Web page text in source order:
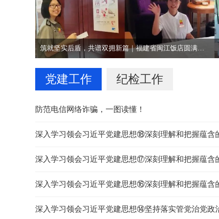
筑就坚实后盾，共谱双拥新篇｜福建省闽江饭店圆满完成2026年上半年全省征兵业务培训接待任务
党建工作 纪检工作
防范电信网络诈骗，一图读懂！
深入学习领会习近平党建思想⑱深刻理解和把握蕴含
深入学习领会习近平党建思想⑰深刻理解和把握蕴含
深入学习领会习近平党建思想⑯深刻理解和把握蕴含
深入学习领会习近平党建思想⑭坚持落实管党治党政